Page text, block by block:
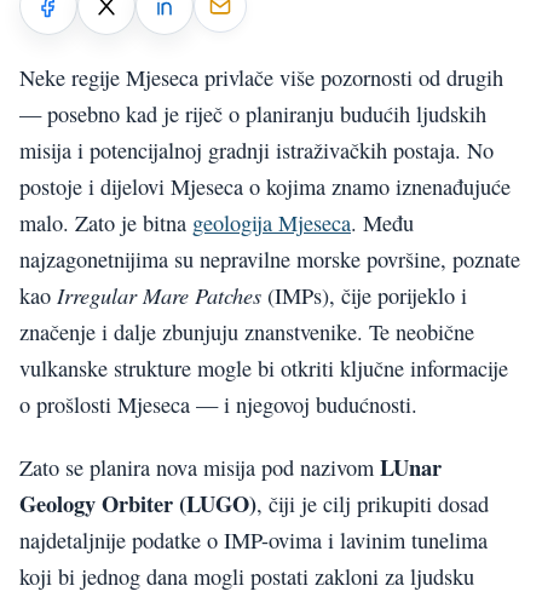
Neke regije Mjeseca privlače više pozornosti od drugih
— posebno kad je riječ o planiranju budućih ljudskih
misija i potencijalnoj gradnji istraživačkih postaja. No
postoje i dijelovi Mjeseca o kojima znamo iznenađujuće
malo. Zato je bitna geologija Mjeseca. Među
najzagonetnijima su nepravilne morske površine, poznate
kao Irregular Mare Patches (IMPs), čije porijeklo i
značenje i dalje zbunjuju znanstvenike. Te neobične
vulkanske strukture mogle bi otkriti ključne informacije
o prošlosti Mjeseca — i njegovoj budućnosti.
Zato se planira nova misija pod nazivom LUnar
Geology Orbiter (LUGO), čiji je cilj prikupiti dosad
najdetaljnije podatke o IMP-ovima i lavinim tunelima
koji bi jednog dana mogli postati zakloni za ljudsku